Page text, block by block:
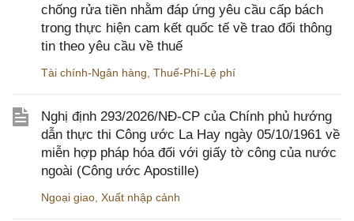
chống rửa tiền nhằm đáp ứng yêu cầu cấp bách
trong thực hiện cam kết quốc tế về trao đổi thông
tin theo yêu cầu về thuế
Tài chính-Ngân hàng Thuế-Phí-Lệ phí
Nghị định 293/2026/NĐ-CP của Chính phủ hướng
dẫn thực thi Công ước La Hay ngày 05/10/1961 về
miễn hợp pháp hóa đối với giấy tờ công của nước
ngoài (Công ước Apostille)
Ngoại giao Xuất nhập cảnh